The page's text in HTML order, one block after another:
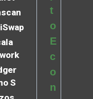
S
t
o
E
c
o
n